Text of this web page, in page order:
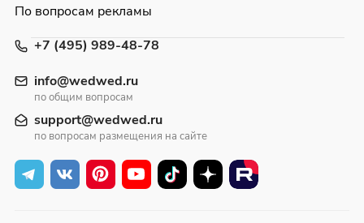
+7 (495) 989-48-78
info@wedwed.ru
по общим вопросам
support@wedwed.ru
по вопросам размещения на сайте
По вопросам рекламы